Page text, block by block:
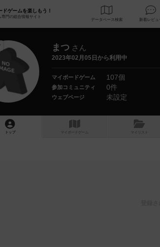
ドゲームを楽しもう！
専門の総合情報サイト
データベース 検索
まつ さん
2023年02月05日から利用中
マイボードゲーム 107個
参加コミュニティ 0件
ウェブページ 未設定
トップ マイボードゲーム マイリスト